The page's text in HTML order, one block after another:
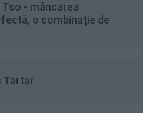
Tso - mâncarea
o combinație de
Tartar